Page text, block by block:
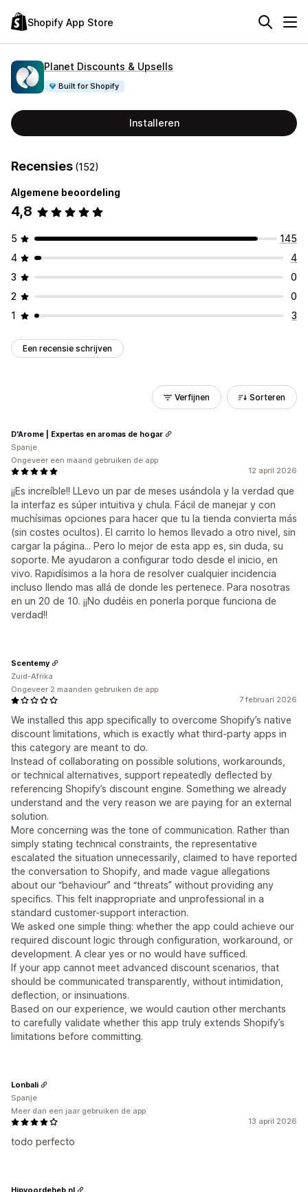
Shopify App Store
Planet Discounts & Upsells
Built for Shopify
Installeren
Recensies (152)
Algemene beoordeling
4,8
5
145
4
4
3
0
2
0
1
3
Een recensie schrijven
Verfijnen Sorteren
12 april 2026
¡¡Es increíble!! LLevo un par de meses usándola y la verdad que
la interfaz es súper intuitiva y chula. Fácil de manejar y con
muchísimas opciones para hacer que tu la tienda convierta más
(sin costes ocultos). El carrito lo hemos llevado a otro nivel, sin
cargar la página... Pero lo mejor de esta app es, sin duda, su
soporte. Me ayudaron a configurar todo desde el inicio, en
vivo. Rapidísimos a la hora de resolver cualquier incidencia
incluso llendo mas allá de donde les pertenece. Para nosotras
en un 20 de 10. ¡¡No dudéis en ponerla porque funciona de
verdad!!
D'Arome | Expertas en aromas de hogar
Spanje
Ongeveer een maand gebruiken de app
7 februari 2026
We installed this app specifically to overcome Shopify’s native
discount limitations, which is exactly what third-party apps in
this category are meant to do.
Instead of collaborating on possible solutions, workarounds,
or technical alternatives, support repeatedly deflected by
referencing Shopify’s discount engine. Something we already
understand and the very reason we are paying for an external
solution.
More concerning was the tone of communication. Rather than
simply stating technical constraints, the representative
escalated the situation unnecessarily, claimed to have reported
the conversation to Shopify, and made vague allegations
about our “behaviour” and “threats” without providing any
specifics. This felt inappropriate and unprofessional in a
standard customer-support interaction.
We asked one simple thing: whether the app could achieve our
required discount logic through configuration, workaround, or
development. A clear yes or no would have sufficed.
If your app cannot meet advanced discount scenarios, that
should be communicated transparently, without intimidation,
deflection, or insinuations.
Based on our experience, we would caution other merchants
to carefully validate whether this app truly extends Shopify’s
limitations before committing.
Scentemy
Zuid-Afrika
Ongeveer 2 maanden gebruiken de app
13 april 2026
todo perfecto
Lonbali
Spanje
Meer dan een jaar gebruiken de app
Hipvoordeheb.nl